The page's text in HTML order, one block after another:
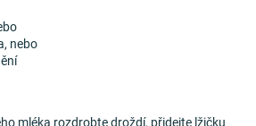
nebo
mléka rozdrobte droždí, přidejte lžičku